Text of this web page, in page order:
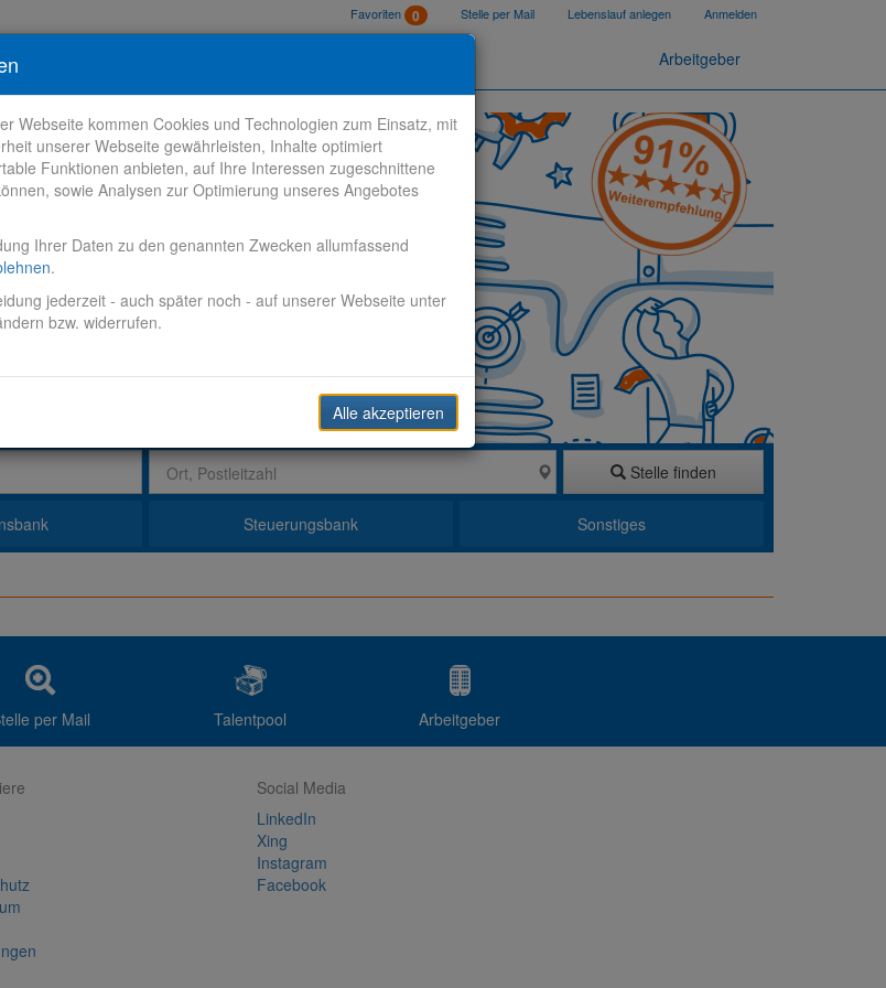
Favoriten 0 Stelle per Mail Lebenslauf anlegen Anmelden
Arbeitgeber
Stelle finden
Steuerungsbank Sonstiges
per Mail Talentpool Arbeitgeber
Social Media
LinkedIn
Xing
Instagram
Facebook
Webseite kommen Cookies und Technologien zum Einsatz, mit
unserer Webseite gewährleisten, Inhalte optimiert
Funktionen anbieten, auf Ihre Interessen zugeschnittene
sowie Analysen zur Optimierung unseres Angebotes
Ihrer Daten zu den genannten Zwecken allumfassend
.
jederzeit - auch später noch - auf unserer Webseite unter
bzw. widerrufen.
Alle akzeptieren